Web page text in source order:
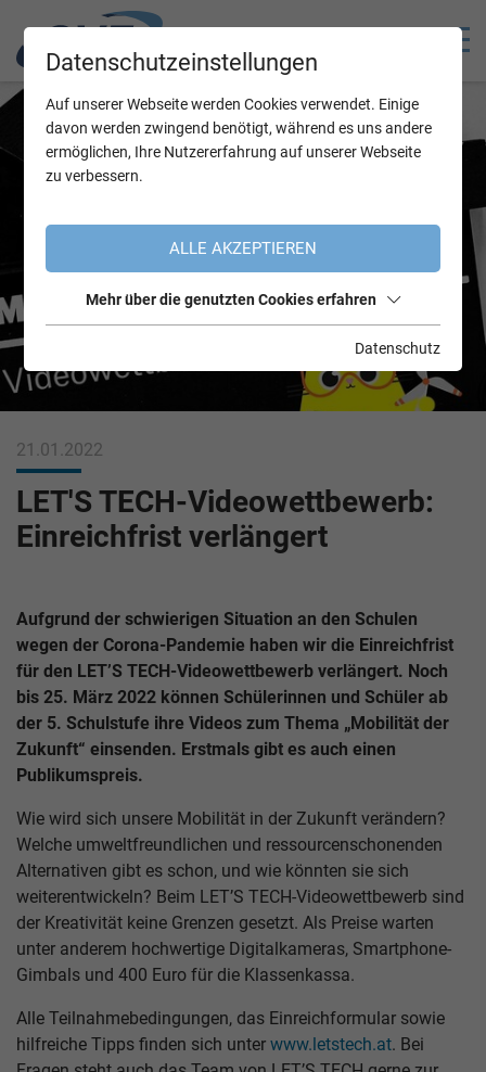
21.01.2022
LET'S TECH-Videowettbewerb:
Einreichfrist verlängert
Aufgrund der schwierigen Situation an den Schulen
wegen der Corona-Pandemie haben wir die Einreichfrist
für den LET’S TECH-Videowettbewerb verlängert. Noch
bis 25. März 2022 können Schülerinnen und Schüler ab
der 5. Schulstufe ihre Videos zum Thema „Mobilität der
Zukunft“ einsenden. Erstmals gibt es auch einen
Publikumspreis.
Wie wird sich unsere Mobilität in der Zukunft verändern?
Welche umweltfreundlichen und ressourcenschonenden
Alternativen gibt es schon, und wie könnten sie sich
weiterentwickeln? Beim LET’S TECH-Videowettbewerb sind
der Kreativität keine Grenzen gesetzt. Als Preise warten
unter anderem hochwertige Digitalkameras, Smartphone-
Gimbals und 400 Euro für die Klassenkassa.
Alle Teilnahmebedingungen, das Einreichformular sowie
hilfreiche Tipps finden sich unter www.letstech.at. Bei
Datenschutzeinstellungen
Auf unserer Webseite werden Cookies verwendet. Einige
davon werden zwingend benötigt, während es uns andere
ermöglichen, Ihre Nutzererfahrung auf unserer Webseite
zu verbessern.
ALLE AKZEPTIEREN
Mehr über die genutzten Cookies erfahren
Datenschutz